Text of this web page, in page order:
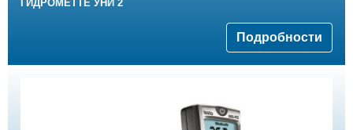
ГИДРОМЕТТЕ УНИ 2
Подробности